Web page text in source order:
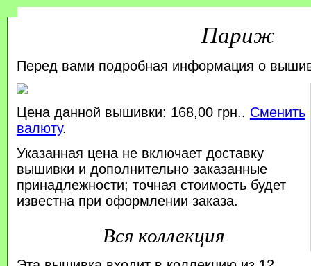
Париж
Перед вами подробная информация о
Цена данной вышивки: 168,00 грн.. Сменить
валюту.
Указанная цена не включает доставку
вышивки и дополнительно заказанные
принадлежности; точная стоимость будет
известна при оформлении заказа.
Вся коллекция